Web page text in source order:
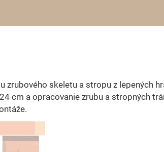
zrubového skeletu a stropu z lepených
cm a opracovanie zrubu a stropných